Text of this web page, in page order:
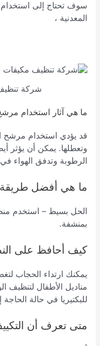
سوف تحتاج إلى استخدام
المعدنية ،
شركة
ما هي آثار استخدام
قد يؤدي استخدام مرشح
وتعطلها. يمكن أن يؤثر
الرطوبة وتدفق الهواء
ما هي أفضل طريقة
الحل بسيط – استخدم
بمنشفة.
كيف أحافظ على
يمكنك ارتداء الحجاب
مناديل الأطفال لتنظيف
للبكتيريا في حالة الحاجة
متى تعرف أن